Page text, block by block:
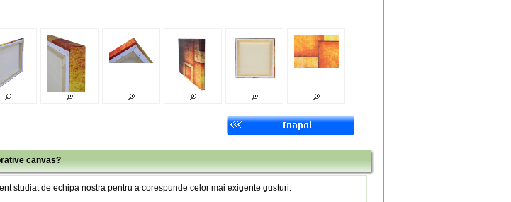
canvas?
studiat de echipa nostra pentru a corespunde celor mai exigente gusturi.